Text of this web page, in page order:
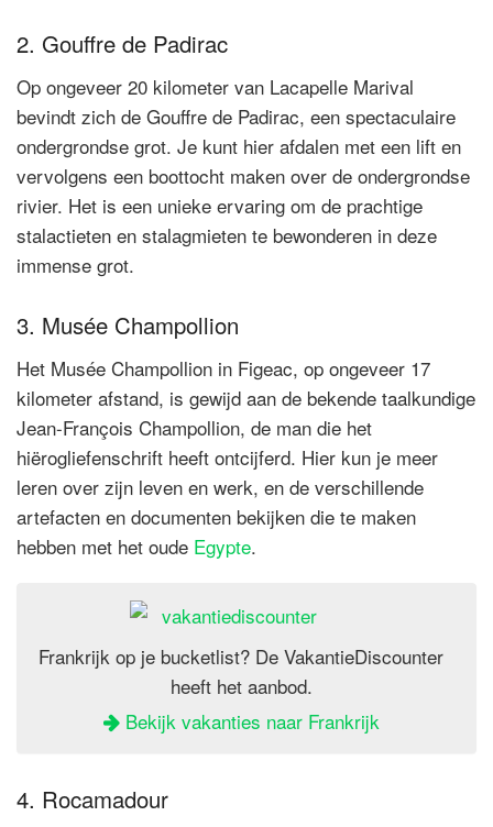
2. Gouffre de Padirac
Op ongeveer 20 kilometer van Lacapelle Marival
bevindt zich de Gouffre de Padirac, een spectaculaire
ondergrondse grot. Je kunt hier afdalen met een lift en
vervolgens een boottocht maken over de ondergrondse
rivier. Het is een unieke ervaring om de prachtige
stalactieten en stalagmieten te bewonderen in deze
immense grot.
3. Musée Champollion
Het Musée Champollion in Figeac, op ongeveer 17
kilometer afstand, is gewijd aan de bekende taalkundige
Jean-François Champollion, de man die het
hiërogliefenschrift heeft ontcijferd. Hier kun je meer
leren over zijn leven en werk, en de verschillende
artefacten en documenten bekijken die te maken
hebben met het oude Egypte.
Frankrijk op je bucketlist? De VakantieDiscounter
heeft het aanbod.
Bekijk vakanties naar Frankrijk
4. Rocamadour